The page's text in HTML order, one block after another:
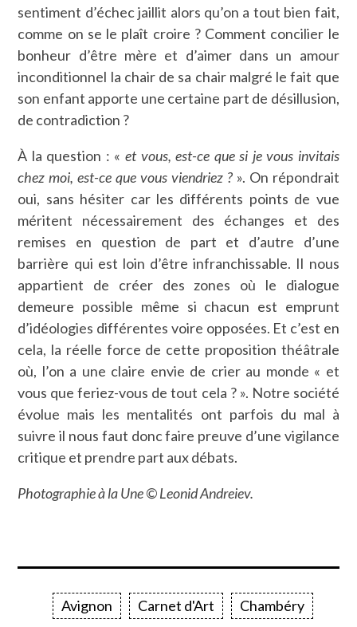
sentiment d’échec jaillit alors qu’on a tout bien fait,
comme on se le plaît croire ? Comment concilier le
bonheur d’être mère et d’aimer dans un amour
inconditionnel la chair de sa chair malgré le fait que
son enfant apporte une certaine part de désillusion,
de contradiction ?
À la question : « et vous, est-ce que si je vous invitais
chez moi, est-ce que vous viendriez ?». On répondrait
oui, sans hésiter car les différents points de vue
méritent nécessairement des échanges et des
remises en question de part et d’autre d’une
barrière qui est loin d’être infranchissable. Il nous
appartient de créer des zones où le dialogue
demeure possible même si chacun est emprunt
d’idéologies différentes voire opposées. Et c’est en
cela, la réelle force de cette proposition théâtrale
où, l’on a une claire envie de crier au monde « et
vous que feriez-vous de tout cela ? ». Notre société
évolue mais les mentalités ont parfois du mal à
suivre il nous faut donc faire preuve d’une vigilance
critique et prendre part aux débats.
Photographie à la Une © Leonid Andreiev.
Avignon Carnet d'Art Chambéry